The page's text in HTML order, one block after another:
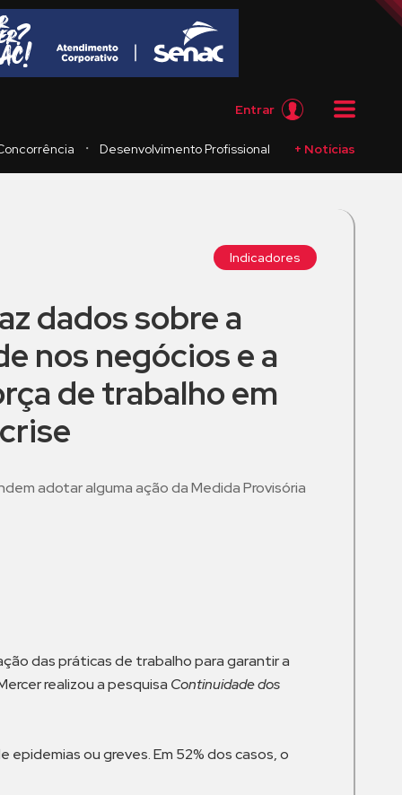
Entrar
・ Desenvolvimento Profissional + Notícias
Indicadores
dados sobre a
nos negócios e a
de trabalho em
adotar alguma ação da Medida Provisória
das práticas de trabalho para garantir a
realizou a pesquisa Continuidade dos
ou greves. Em 52% dos casos, o